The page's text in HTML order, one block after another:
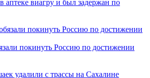
аптеке виагру и был задержан по
покинуть Россию по достижении